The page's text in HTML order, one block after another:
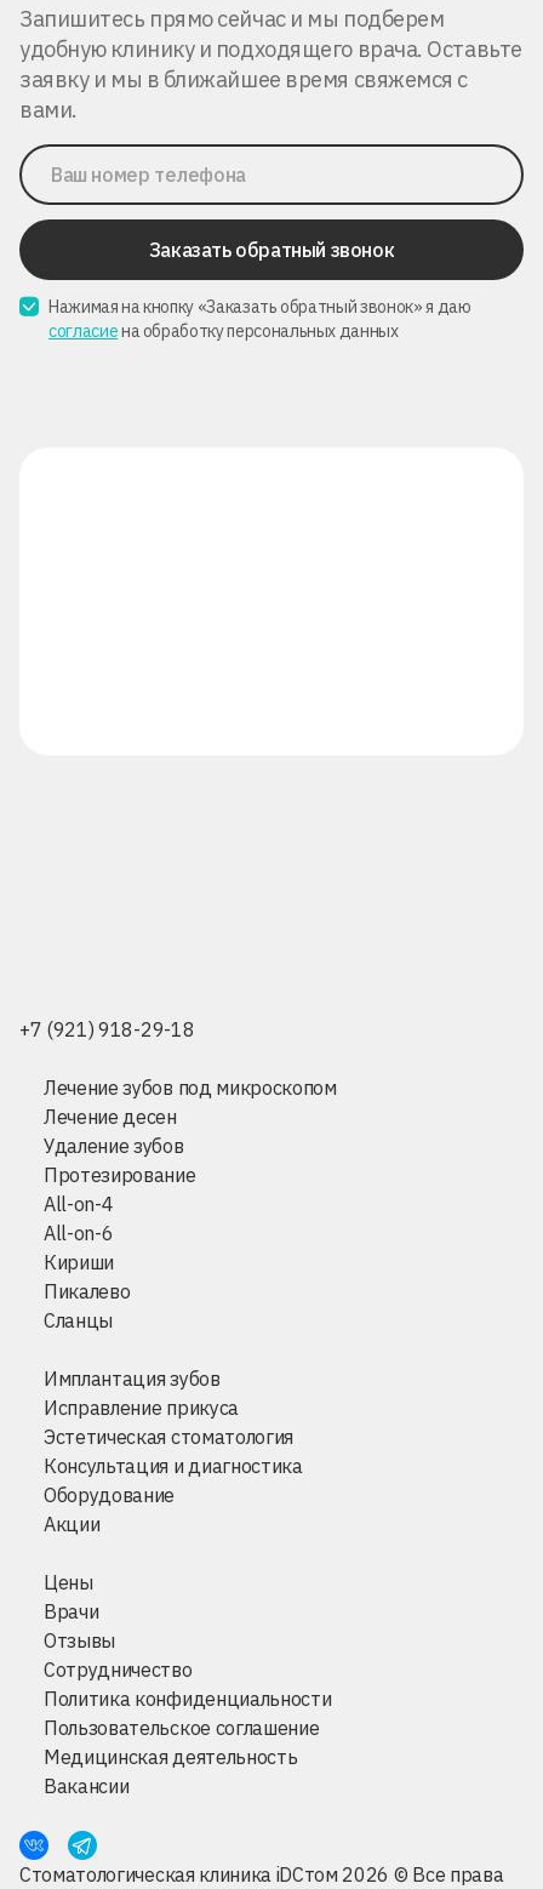
Запишитесь прямо сейчас и мы подберем
удобную клинику и подходящего врача. Оставьте
заявку и мы в ближайшее время свяжемся с
вами.
Заказать обратный звонок
Нажимая на кнопку «Заказать обратный звонок» я даю
согласиена обработку персональных данных
+7 (921) 918-29-18
Лечение зубов под микроскопом
Лечение десен
Удаление зубов
Протезирование
All-on-4
All-on-6
Кириши
Пикалево
Сланцы
Имплантация зубов
Исправление прикуса
Эстетическая стоматология
Консультация и диагностика
Оборудование
Акции
Цены
Врачи
Отзывы
Сотрудничество
Политика конфиденциальности
Пользовательское соглашение
Медицинская деятельность
Вакансии
Стоматологическая клиника iDСтом 2026 © Все права